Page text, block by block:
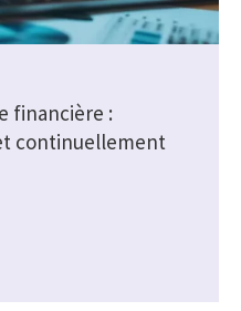
financière :
continuellement